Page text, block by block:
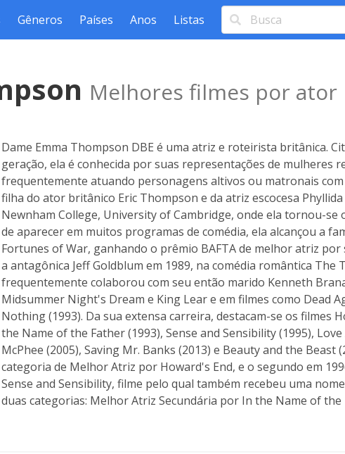
Gêneros Países Anos Listas
Melhores filmes por ator
Dame Emma Thompson DBE é uma atriz e roteirista britânica.
geração, ela é conhecida por suas representações de mulheres
frequentemente atuando personagens altivos ou matronais
filha do ator britânico Eric Thompson e da atriz escocesa
Newnham College, University of Cambridge, onde ela tornou-
de aparecer em muitos programas de comédia, ela alcançou a
Fortunes of War, ganhando o prêmio BAFTA de melhor atriz
a antagônica Jeff Goldblum em 1989, na comédia romântica The
frequentemente colaborou com seu então marido Kenneth
Midsummer Night's Dream e King Lear e em filmes como Dead
Nothing (1993). Da sua extensa carreira, destacam-se os filmes
the Name of the Father (1993), Sense and Sensibility (1995),
McPhee (2005), Saving Mr. Banks (2013) e Beauty and the Beast
categoria de Melhor Atriz por Howard's End, e o segundo em
Sense and Sensibility, filme pelo qual também recebeu uma
duas categorias: Melhor Atriz Secundária por In the Name of